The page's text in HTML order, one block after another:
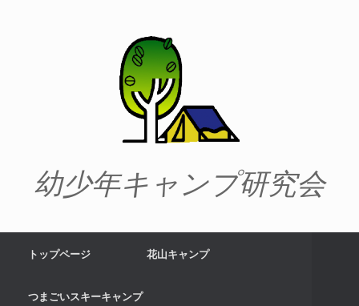
幼少年キャンプ研究会
トップページ 花山キャンプ
つまごいスキーキャンプ